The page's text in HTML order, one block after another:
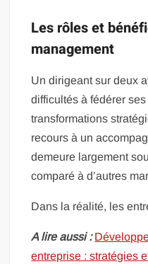
Les rôles et
management
Un dirigeant sur deux
difficultés à fédérer
transformations
recours à un
demeure largement
comparé à d’autres
Dans la réalité, les
A lire aussi :
entreprise : stratégies